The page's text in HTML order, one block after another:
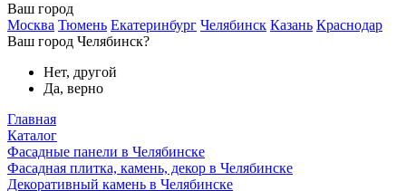
Ваш город
Москва Тюмень Екатеринбург Челябинск Казань Краснодар
Ваш город Челябинск?
Нет, другой
Да, верно
Главная
Каталог
Фасадные панели в Челябинске
Фасадная плитка, камень, декор в Челябинске
Декоративный камень в Челябинске